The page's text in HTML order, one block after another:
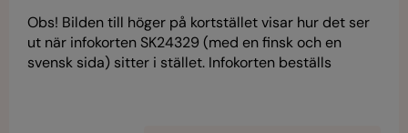
Obs! Bilden till höger på kortstället visar hur det ser
ut när infokorten SK24329 (med en finsk och en
svensk sida) sitter i stället. Infokorten beställs